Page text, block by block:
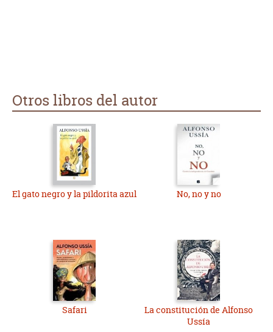
Otros libros del autor
El gato negro y la pildorita azul No, no y no
Safari
La constitución de Alfonso
Ussía